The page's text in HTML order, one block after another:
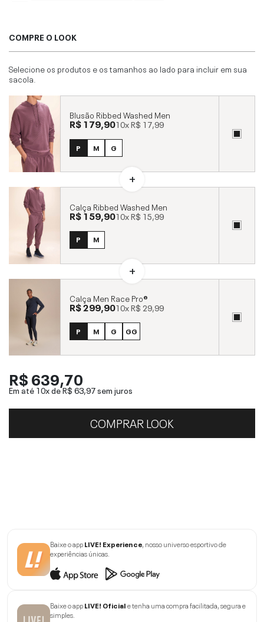
COMPRE O LOOK
Selecione os produtos e os tamanhos ao lado para incluir em sua
sacola.
Blusão Ribbed Washed Men
R$ 179,9010xR$ 17,99
P M G
Calça Ribbed Washed Men
R$ 159,9010xR$ 15,99
P M
Calça Men Race Pro®
R$ 299,9010xR$ 29,99
P M G GG
R$ 639,70
Em até 10x deR$ 63,97sem juros
COMPRAR LOOK
Baixe o appLIVE! Experience, nosso universo esportivo de
experiências únicas.
Baixe o appLIVE! Oficiale tenha uma compra facilitada, segura e
simples.